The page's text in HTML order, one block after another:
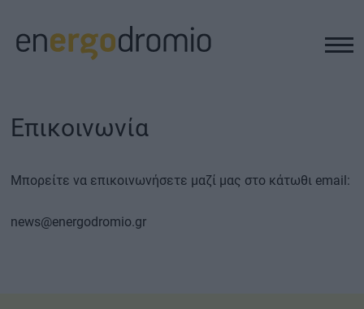
ΥΠΟΔΟΜΕΣ
Επικοινωνία
Μπορείτε να επικοινωνήσετε μαζί μας στο κάτωθι email:
news@energodromio.gr